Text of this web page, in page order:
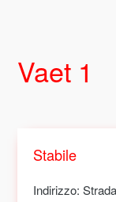
Vaet 1
Stabile
Indirizzo: